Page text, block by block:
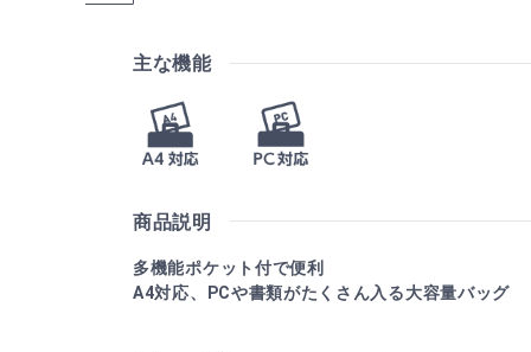
主な機能
商品説明
多機能ポケット付で便利
A4対応、PCや書類がたくさん入る大容量バッグ